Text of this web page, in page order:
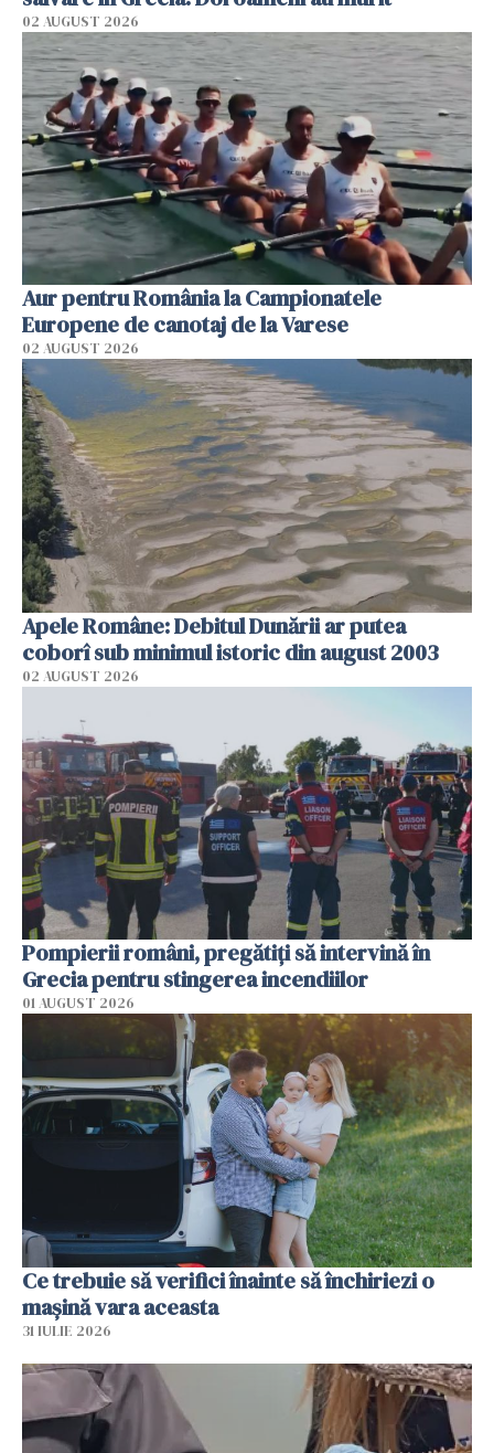
02 AUGUST 2026
Aur pentru România la Campionatele
Europene de canotaj de la Varese
02 AUGUST 2026
Apele Române: Debitul Dunării ar putea
coborî sub minimul istoric din august 2003
02 AUGUST 2026
Pompierii români, pregătiţi să intervină în
Grecia pentru stingerea incendiilor
01 AUGUST 2026
Ce trebuie să verifici înainte să închiriezi o
mașină vara aceasta
31 IULIE 2026